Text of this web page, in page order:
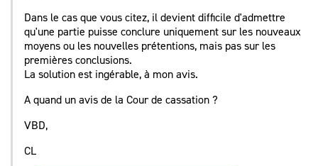
Dans le cas que vous citez, il devient difficile d'admettre
qu'une partie puisse conclure uniquement sur les nouveaux
moyens ou les nouvelles prétentions, mais pas sur les
premières conclusions.
La solution est ingérable, à mon avis.
A quand un avis de la Cour de cassation ?
VBD,
CL